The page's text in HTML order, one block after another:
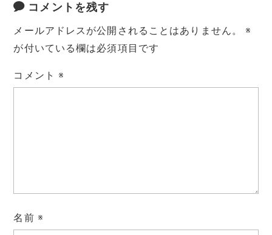
コメントを残す
メールアドレスが公開されることはありません。
※
が付いている欄は必須項目です
コメント※
名前 ※